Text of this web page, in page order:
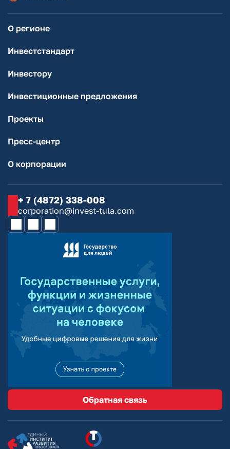
О регионе
Инвестстандарт
Инвестору
Инвестиционные предложения
Проекты
Пресс-центр
О корпорации
+ 7 (4872) 338-008
corporation@invest-tula.com
Обратная связь